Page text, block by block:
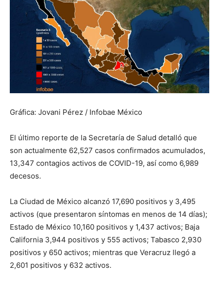
Gráfica: Jovani Pérez / Infobae México
El último reporte de la Secretaría de Salud detalló que
son actualmente 62,527 casos confirmados acumulados,
13,347 contagios activos de COVID-19, así como 6,989
decesos.
La Ciudad de México alcanzó 17,690 positivos y 3,495
activos (que presentaron síntomas en menos de 14 días);
Estado de México 10,160 positivos y 1,437 activos; Baja
California 3,944 positivos y 555 activos; Tabasco 2,930
positivos y 650 activos; mientras que Veracruz llegó a
2,601 positivos y 632 activos.